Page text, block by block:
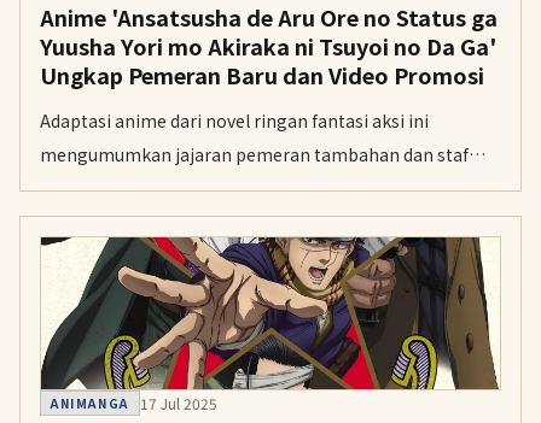
Anime 'Ansatsusha de Aru Ore no Status ga
Yuusha Yori mo Akiraka ni Tsuyoi no Da Ga'
Ungkap Pemeran Baru dan Video Promosi
Adaptasi anime dari novel ringan fantasi aksi ini
mengumumkan jajaran pemeran tambahan dan staf
utama. Serial garapan studio Sunrise tersebut
dijadwalkan tayang perdana pada Oktober 2025.
ANIMANGA 17 Jul 2025